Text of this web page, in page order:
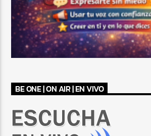
BE ONE | ON AIR | EN VIVO